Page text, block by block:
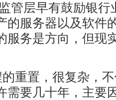
管层早有鼓励银行
的服务器以及软件
服务是方向，但现
的重置，很复杂，
需要几十年，主要